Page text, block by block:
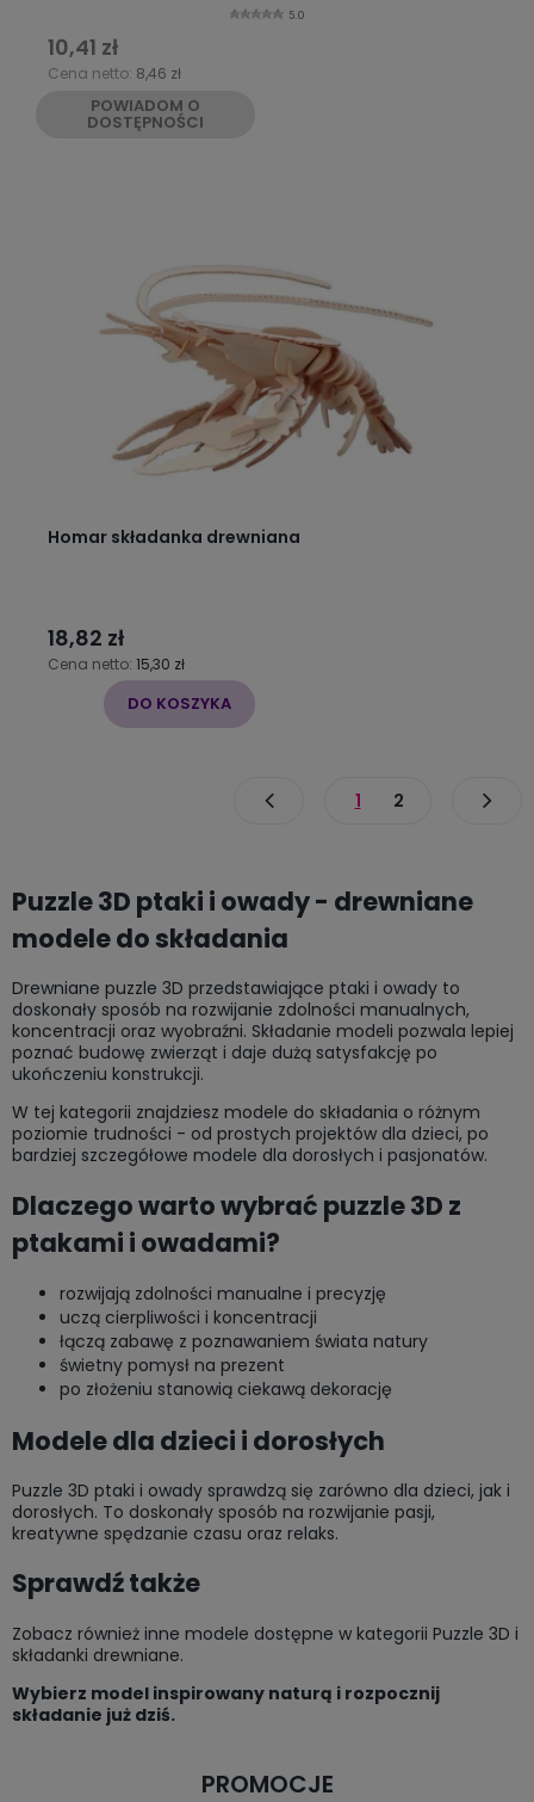
5.0
10,41 zł
Cena netto: 8,46 zł
POWIADOM O
DOSTĘPNOŚCI
Homar składanka drewniana
18,82 zł
Cena netto: 15,30 zł
DO KOSZYKA
1 2
Puzzle 3D ptaki i owady - drewniane
modele do składania
Drewniane puzzle 3D przedstawiające ptaki i owady to
doskonały sposób na rozwijanie zdolności manualnych,
koncentracji oraz wyobraźni. Składanie modeli pozwala lepiej
poznać budowę zwierząt i daje dużą satysfakcję po
ukończeniu konstrukcji.
W tej kategorii znajdziesz modele do składania o różnym
poziomie trudności - od prostych projektów dla dzieci, po
bardziej szczegółowe modele dla dorosłych i pasjonatów.
Dlaczego warto wybrać puzzle 3D z
ptakami i owadami?
rozwijają zdolności manualne i precyzję
uczą cierpliwości i koncentracji
łączą zabawę z poznawaniem świata natury
świetny pomysł na prezent
po złożeniu stanowią ciekawą dekorację
Modele dla dzieci i dorosłych
Puzzle 3D ptaki i owady sprawdzą się zarówno dla dzieci, jak i
dorosłych. To doskonały sposób na rozwijanie pasji,
kreatywne spędzanie czasu oraz relaks.
Sprawdź także
Zobacz również inne modele dostępne w kategorii Puzzle 3D i
składanki drewniane.
Wybierz model inspirowany naturą i rozpocznij
składanie już dziś.
PROMOCJE